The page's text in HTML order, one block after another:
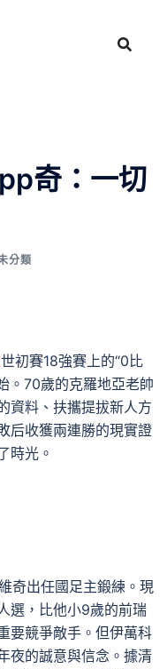
奇：一切
分類
世初賽18強賽上的“0比
。70歲的克羅地亞老帥
資料、扶攜提拔新人方
后收獲兩連勝的現實證
時光。
奇出任國足主鍛練。現
選，比他小9歲的前瑞
要競爭敵手。但伊萬科
夜的誠意與信念。據清